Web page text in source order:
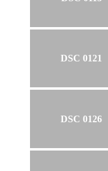
DSC 0121
DSC 0126